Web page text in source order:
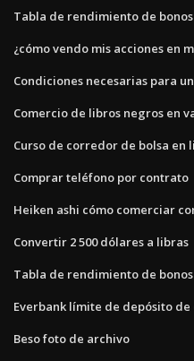
Tabla de rendimiento de
¿cómo vendo mis acciones en
Condiciones necesarias para
Comercio de libros negros en
Curso de corredor de bolsa en
Comprar teléfono por contrato
Heiken ashi cómo comerciar
Convertir 2 500 dólares a libras
Tabla de rendimiento de
Everbank límite de depósito de
Beso foto de archivo